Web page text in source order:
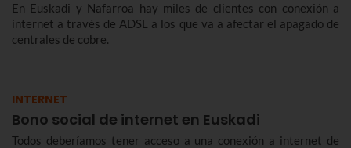
En Euskadi y Nafarroa hay miles de clientes con conexión a
internet a través de ADSL a los que va a afectar el apagado de
centrales de cobre.
INTERNET
Bono social de internet en Euskadi
Todos deberíamos tener acceso a una conexión a internet de